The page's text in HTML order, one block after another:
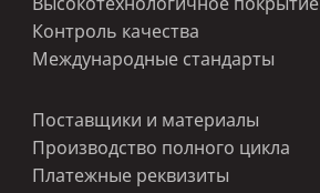
Контроль качества
Международные стандарты
Поставщики и материалы
Производство полного цикла
Платежные реквизиты